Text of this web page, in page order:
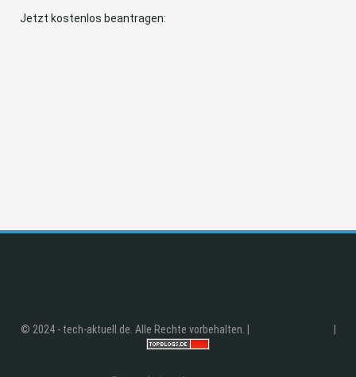
Jetzt kostenlos beantragen:
© 2024 - tech-aktuell.de. Alle Rechte vorbehalten. |